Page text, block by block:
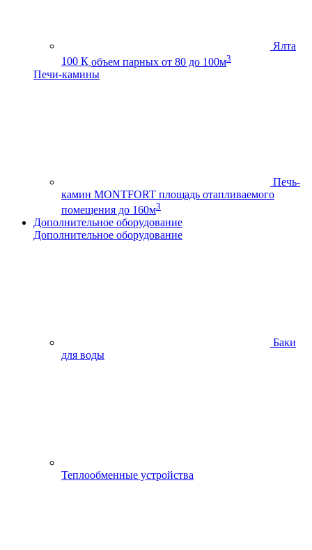
Ялта
100 К объем парных от 80 до 100м3
Печи-камины
Печь-
камин MONTFORT площадь отапливаемого
помещения до 160м3
Дополнительное оборудование
Дополнительное оборудование
Баки
для воды
Теплообменные устройства